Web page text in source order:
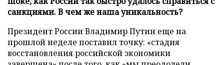
санкциями. В чем же наша уникальность?
Президент России Владимир Путин еще на
прошлой неделе поставил точку: «стадия
восстановления российской экономики